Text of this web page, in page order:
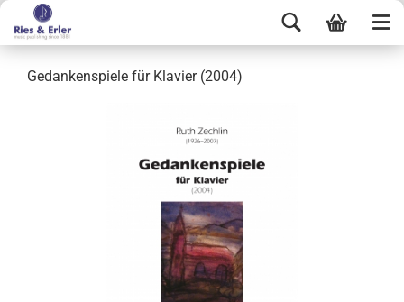
Gedankenspiele für Klavier (2004)